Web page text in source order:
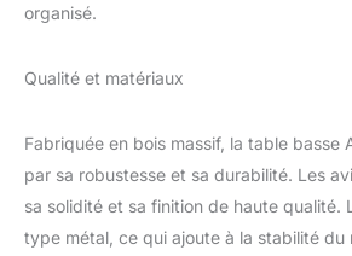
organisé.
Qualité et matériaux
Fabriquée en bois massif, la table basse
par sa robustesse et sa durabilité. Les
sa solidité et sa finition de haute qualité.
type métal, ce qui ajoute à la stabilité du